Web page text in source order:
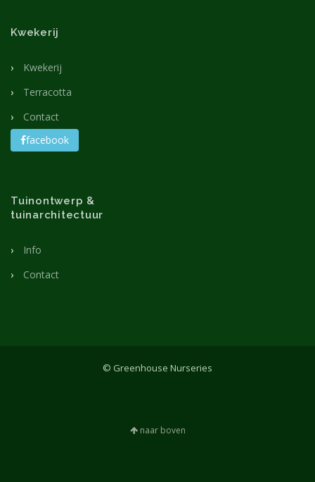
Kwekerij
Kwekerij
Terracotta
Contact
facebook
Tuinontwerp &
tuinarchitectuur
Info
Contact
© Greenhouse Nurseries
naar boven